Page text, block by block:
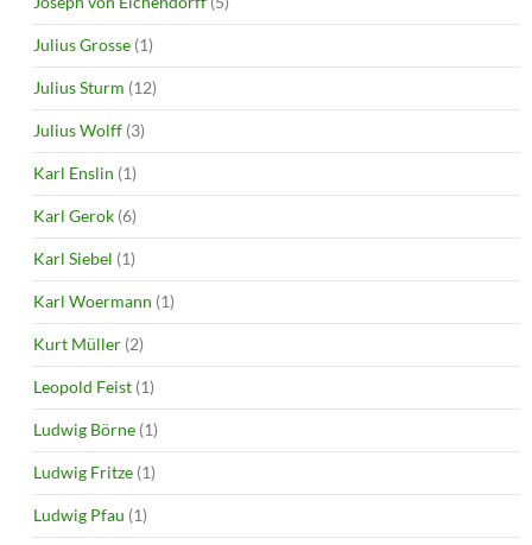
Julius Grosse (1)
Julius Sturm (12)
Julius Wolff (3)
Karl Enslin (1)
Karl Gerok (6)
Karl Siebel (1)
Karl Woermann (1)
Kurt Müller (2)
Leopold Feist (1)
Ludwig Börne (1)
Ludwig Fritze (1)
Ludwig Pfau (1)